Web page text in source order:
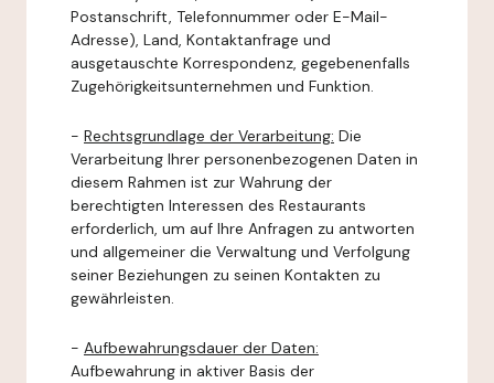
Postanschrift, Telefonnummer oder E-Mail-
Adresse), Land, Kontaktanfrage und
ausgetauschte Korrespondenz, gegebenenfalls
Zugehörigkeitsunternehmen und Funktion.
- Rechtsgrundlage der Verarbeitung: Die
Verarbeitung Ihrer personenbezogenen Daten in
diesem Rahmen ist zur Wahrung der
berechtigten Interessen des Restaurants
erforderlich, um auf Ihre Anfragen zu antworten
und allgemeiner die Verwaltung und Verfolgung
seiner Beziehungen zu seinen Kontakten zu
gewährleisten.
- Aufbewahrungsdauer der Daten:
Aufbewahrung in aktiver Basis der